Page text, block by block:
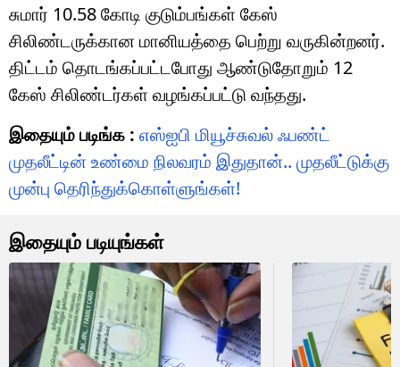
சுமார் 10.58 கோடி குடும்பங்கள் கேஸ்
சிலிண்டருக்கான மானியத்தை பெற்று வருகின்றனர்.
திட்டம் தொடங்கப்பட்டபோது ஆண்டுதோறும் 12
கேஸ் சிலிண்டர்கள் வழங்கப்பட்டு வந்தது.
இதையும் படிங்க : எஸ்ஐபி மியூச்சுவல் ஃபண்ட்
முதலீட்டின் உண்மை நிலவரம் இதுதான்.. முதலீட்டுக்கு
முன்பு தெரிந்துக்கொள்ளுங்கள்!
இதையும் படியுங்கள்